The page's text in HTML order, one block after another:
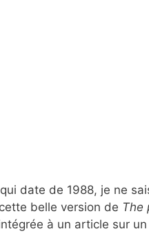
date de 1988, je ne
belle version de The
à un article sur